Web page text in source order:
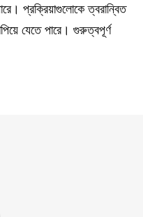
প্রক্রিয়াগুলোকে ত্বরান্বিত
যেতে পারে। গুরুত্বপূর্ণ